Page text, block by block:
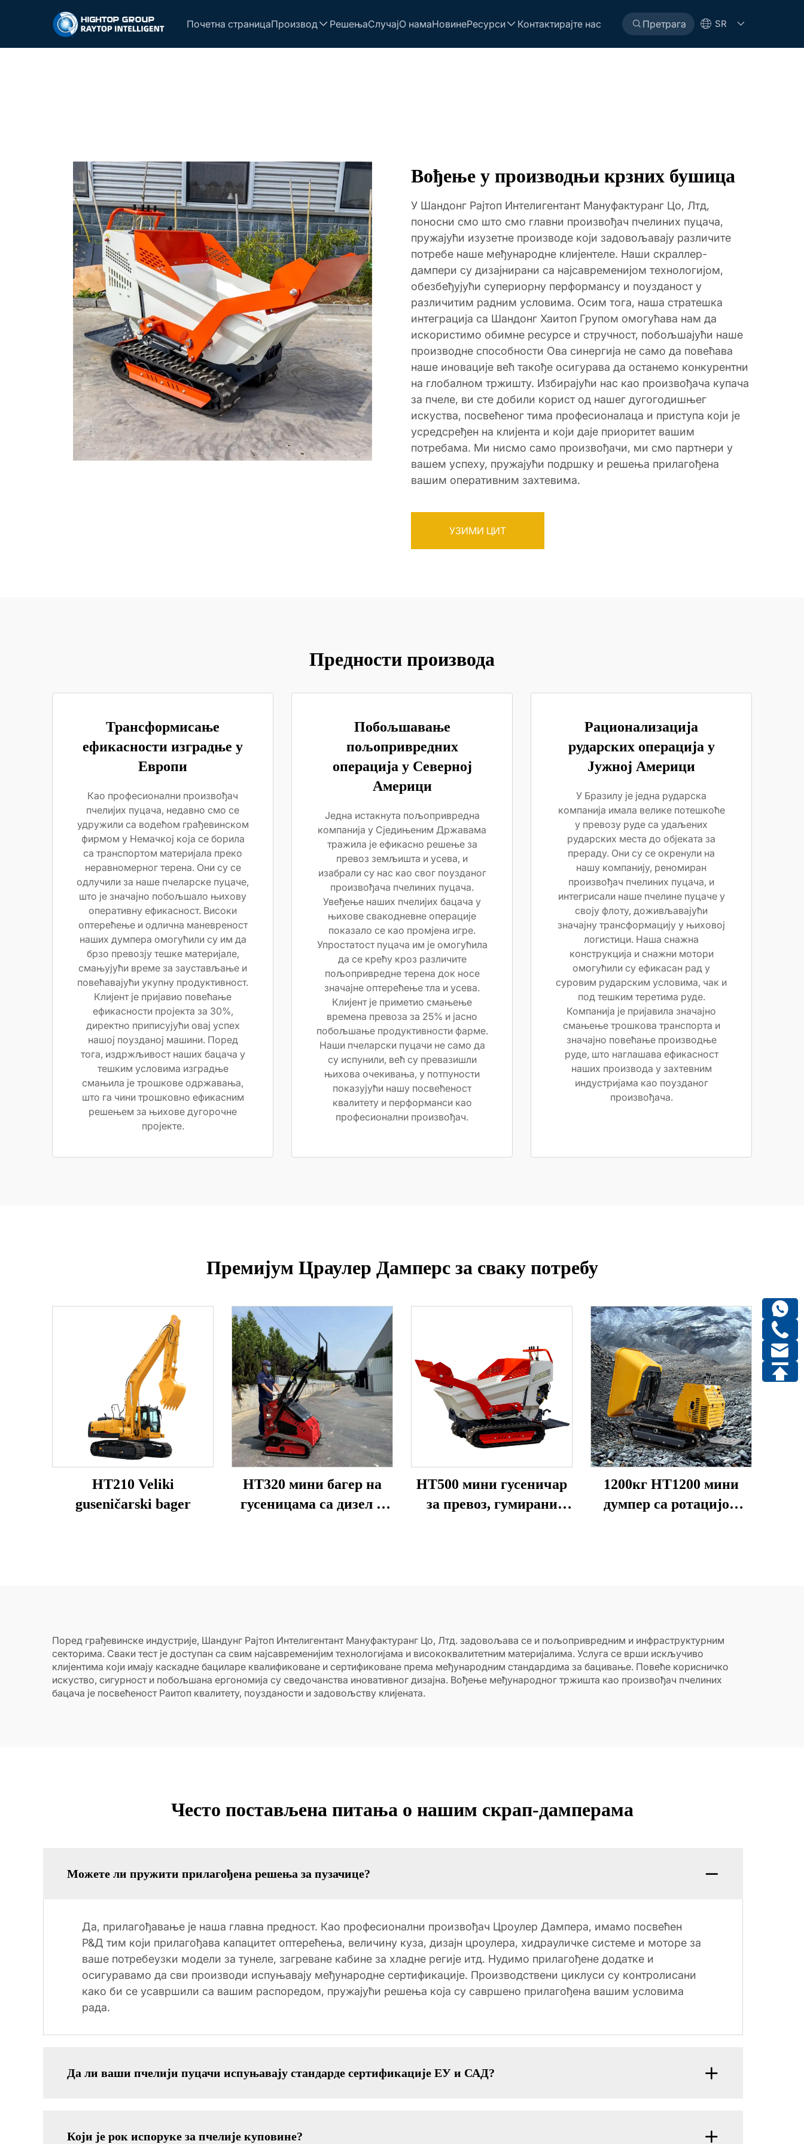
Почетна страницаПроизвод РешењаСлучајО намаНовинеРесурси Контактирајте нас Претрага SR
Вођење у производњи крзних бушица
У Шандонг Рајтоп Интелигентант Мануфактуранг Цо, Лтд,
поносни смо што смо главни произвођач пчелиних пуцача,
пружајући изузетне производе који задовољавају различите
потребе наше међународне клијентеле. Наши скраллер-
дампери су дизајнирани са најсавременијом технологијом,
обезбеђујући супериорну перформансу и поузданост у
различитим радним условима. Осим тога, наша стратешка
интеграција са Шандонг Хаитоп Групом омогућава нам да
искористимо обимне ресурсе и стручност, побољшајући наше
производне способности Ова синергија не само да повећава
наше иновације већ такође осигурава да останемо конкурентни
на глобалном тржишту. Избирајући нас као произвођача купача
за пчеле, ви сте добили корист од нашег дугогодишњег
искуства, посвећеног тима професионалаца и приступа који је
усредсређен на клијента и који даје приоритет вашим
потребама. Ми нисмо само произвођачи, ми смо партнери у
вашем успеху, пружајући подршку и решења прилагођена
вашим оперативним захтевима.
УЗИМИ ЦИТ
Предности производа
Трансформисање
ефикасности изградње у
Европи
Као професионални произвођач
пчелијих пуцача, недавно смо се
удружили са водећом грађевинском
фирмом у Немачкој која се борила
са транспортом материјала преко
неравномерног терена. Они су се
одлучили за наше пчеларске пуцаче,
што је значајно побољшало њихову
оперативну ефикасност. Високи
оптерећење и одлична маневреност
наших думпера омогућили су им да
брзо превозју тешке материјале,
смањујући време за заустављање и
повећавајући укупну продуктивност.
Клијент је пријавио повећање
ефикасности пројекта за 30%,
директно приписујући овај успех
нашој поузданој машини. Поред
тога, издржљивост наших бацача у
тешким условима изградње
смањила је трошкове одржавања,
што га чини трошковно ефикасним
решењем за њихове дугорочне
пројекте.
Побољшавање
пољопривредних
операција у Северној
Америци
Једна истакнута пољопривредна
компанија у Сједињеним Државама
тражила је ефикасно решење за
превоз земљишта и усева, и
изабрали су нас као свог поузданог
произвођача пчелиних пуцача.
Увеђење наших пчелијих бацача у
њихове свакодневне операције
показало се као промјена игре.
Упростатост пуцача им је омогућила
да се крећу кроз различите
пољопривредне терена док носе
значајне оптерећење тла и усева.
Клијент је приметио смањење
времена превоза за 25% и јасно
побољшање продуктивности фарме.
Наши пчеларски пуцачи не само да
су испунили, већ су превазишли
њихова очекивања, у потпуности
показујући нашу посвећеност
квалитету и перформанси као
професионални произвођач.
Рационализација
рударских операција у
Јужној Америци
У Бразилу је једна рударска
компанија имала велике потешкоће
у превозу руде са удаљених
рударских места до објеката за
прераду. Они су се окренули на
нашу компанију, реномиран
произвођач пчелиних пуцача, и
интегрисали наше пчелине пуцаче у
своју флоту, доживљавајући
значајну трансформацију у њиховој
логистици. Наша снажна
конструкција и снажни мотори
омогућили су ефикасан рад у
суровим рударским условима, чак и
под тешким теретима руде.
Компанија је пријавила значајно
смањење трошкова транспорта и
значајно повећање производње
руде, што наглашава ефикасност
наших производа у захтевним
индустријама као поузданог
произвођача.
Премијум Цраулер Дамперс за сваку потребу
HT210 Veliki
guseničarski bager
HT320 мини багер на
гусеницама са дизел и
HT500 мини гусеничар
за превоз, гумирани
1200кг HT1200 мини
думпер са ротацијом
Поред грађевинске индустрије, Шандунг Рајтоп Интелигентант Мануфактуранг Цо, Лтд. задовољава се и пољопривредним и инфраструктурним
секторима. Сваки тест је доступан са свим најсавременијим технологијама и висококвалитетним материјалима. Услуга се врши искључиво
клијентима који имају каскадне бациларе квалификоване и сертификоване према међународним стандардима за бацивање. Повеће корисничко
искуство, сигурност и побољшана ергономија су сведочанства иновативног дизајна. Вођење међународног тржишта као произвођач пчелиних
бацача је посвећеност Раитоп квалитету, поузданости и задовољству клијената.
Често постављена питања о нашим скрап-дамперама
Можете ли пружити прилагођена решења за пузачице?
Да, прилагођавање је наша главна предност. Као професионални произвођач Цроулер Дампера, имамо посвећен
Р&Д тим који прилагођава капацитет оптерећења, величину куза, дизајн цроулера, хидрауличке системе и моторе за
ваше потребеузки модели за тунеле, загреване кабине за хладне регије итд. Нудимо прилагођене додатке и
осигуравамо да сви производи испуњавају међународне сертификације. Производствени циклуси су контролисани
како би се усавршили са вашим распоредом, пружајући решења која су савршено прилагођена вашим условима
рада.
Да ли ваши пчелији пуцачи испуњавају стандарде сертификације ЕУ и САД?
Који је рок испоруке за пчелије куповине?